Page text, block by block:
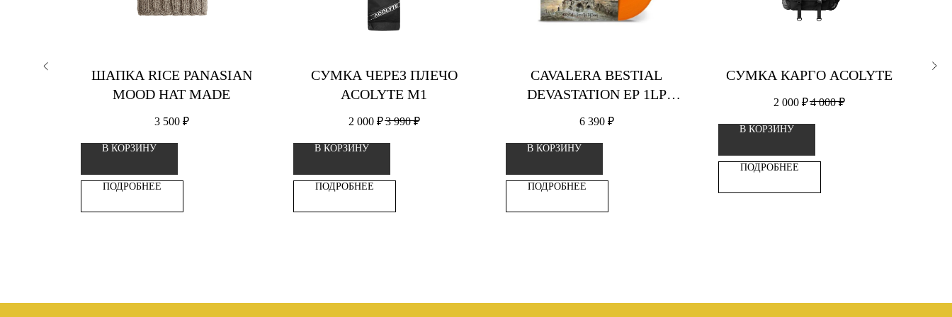
ШАПКА RICE PANASIAN
MOOD HAT MADE
3 500 ₽
В КОРЗИНУ
ПОДРОБНЕЕ
СУМКА ЧЕРЕЗ ПЛЕЧО
ACOLYTE М1
2 000 ₽3 990 ₽
В КОРЗИНУ
ПОДРОБНЕЕ
CAVALERA BESTIAL
DEVASTATION EP 1LP
ВИНИЛОВАЯ ПЛАСТИНКА
6 390 ₽
В КОРЗИНУ
ПОДРОБНЕЕ
СУМКА КАРГО ACOLYTE
2 000 ₽4 000 ₽
В КОРЗИНУ
ПОДРОБНЕЕ